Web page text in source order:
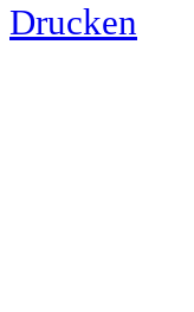
Drucken